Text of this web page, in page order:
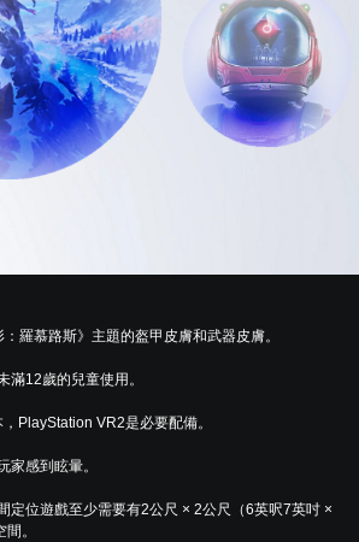
羅慕路斯》主題的盔甲皮膚和武器皮膚。
滿12歲的兒童使用。
PlayStation VR2是必要配備。
家感到眩暈。
定位遊戲至少需要有2公尺 × 2公尺（6英呎7英吋 ×
。